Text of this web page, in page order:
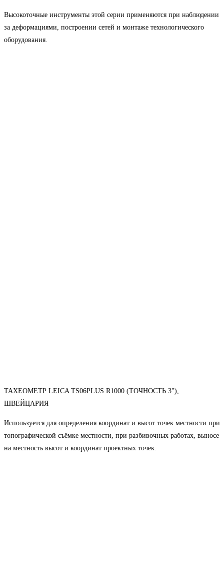
Высокоточные инструменты этой серии применяются при наблюдении
за деформациями, построении сетей и монтаже технологического
оборудования.
ТАХЕОМЕТР LEICA TS06PLUS R1000 (ТОЧНОСТЬ 3"),
ШВЕЙЦАРИЯ
Используется для определения координат и высот точек местности при
топографической съёмке местности, при разбивочных работах, выносе
на местность высот и координат проектных точек.